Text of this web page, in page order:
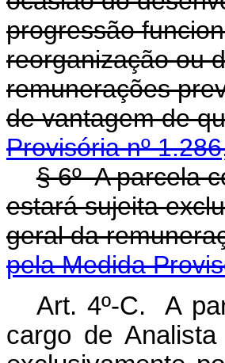
progressão
reorganização ou
remunerações
de vantagem de
Provisória nº
§ 6º A parcela
estará sujeita
geral da
pela Medida
Art. 4º-C. A
cargo de